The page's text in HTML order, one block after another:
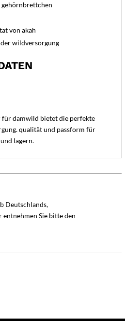
von akah
wildversorgung
für damwild bietet die perfekte
qualität und passform für
lagern.
Deutschlands,
Sie bitte den